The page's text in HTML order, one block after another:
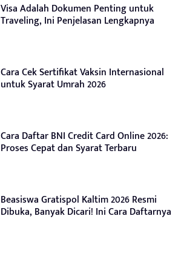
Visa Adalah Dokumen Penting untuk
Traveling, Ini Penjelasan Lengkapnya
Cara Cek Sertifikat Vaksin Internasional
untuk Syarat Umrah 2026
Cara Daftar BNI Credit Card Online 2026:
Proses Cepat dan Syarat Terbaru
Beasiswa Gratispol Kaltim 2026 Resmi
Dibuka, Banyak Dicari! Ini Cara Daftarnya